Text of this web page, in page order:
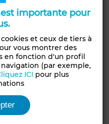
importante pour
et ceux de tiers à
vous montrer des
en fonction d'un profil
(par exemple,
ICI pour plus